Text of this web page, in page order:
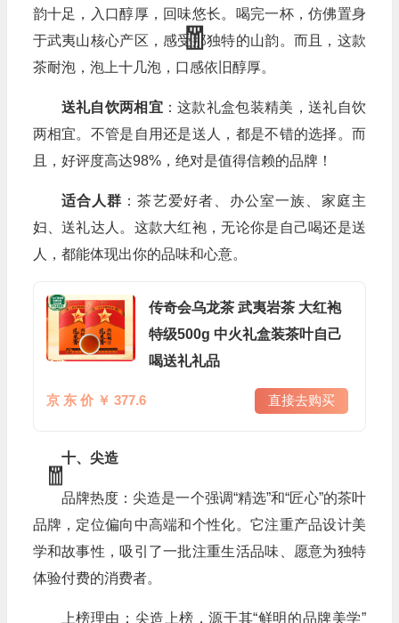
韵十足，入口醇厚，回味悠长。喝完一杯，仿佛置身
于武夷山核心产区，感受那独特的山韵。而且，这款
茶耐泡，泡上十几泡，口感依旧醇厚。
送礼自饮两相宜：这款礼盒包装精美，送礼自饮
两相宜。不管是自用还是送人，都是不错的选择。而
且，好评度高达98%，绝对是值得信赖的品牌！
适合人群 ：茶艺爱好者、办公室一族、家庭主
妇、送礼达人。这款大红袍，无论你是自己喝还是送
人，都能体现出你的品味和心意。
传奇会乌龙茶 武夷岩茶 大红袍
特级500g 中火礼盒装茶叶自己
喝送礼礼品
京 东 价 ￥ 377.6 直接去购买
十、尖造
品牌热度：尖造是一个强调“精选”和“匠心”的茶叶
品牌，定位偏向中高端和个性化。它注重产品设计美
学和故事性，吸引了一批注重生活品味、愿意为独特
体验付费的消费者。
上榜理由：尖造上榜，源于其“鲜明的品牌美学”
🎁